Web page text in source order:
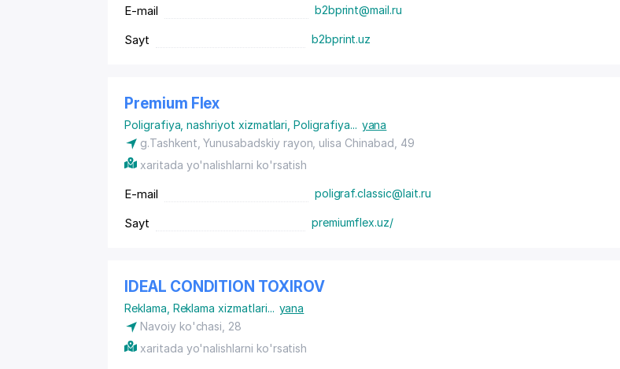
E-mail b2bprint@mail.ru
Sayt b2bprint.uz
Premium Flex
Poligrafiya, nashriyot xizmatlari ,Poligrafiya... yana
g.Tashkent,Yunusabadskiy rayon , ulisa Chinabad, 49
xaritada yo'nalishlarni ko'rsatish
E-mail poligraf.classic@lait.ru
Sayt premiumflex.uz/
IDEAL CONDITION TOXIROV
Reklama Reklama xizmatlari... yana
Navoiy ko'chasi, 28
xaritada yo'nalishlarni ko'rsatish